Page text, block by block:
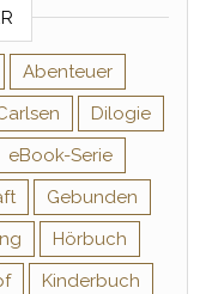
Abenteuer
Dilogie
eBook-Serie
Gebunden
Hörbuch
Kinderbuch